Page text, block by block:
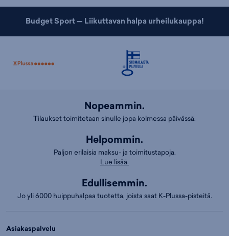
Budget Sport — Liikuttavan halpa urheilukauppa!
Nopeammin.
Tilaukset toimitetaan sinulle jopa kolmessa päivässä.
Helpommin.
Paljon erilaisia maksu- ja toimitustapoja.
Lue lisää.
Edullisemmin.
Jo yli 6000 huippuhalpaa tuotetta, joista saat K-Plussa-pisteitä.
Asiakaspalvelu